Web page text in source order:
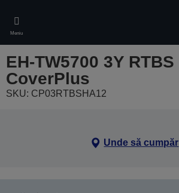
main
content
Meniu
EH-TW5700 3Y RTBS
CoverPlus
SKU: CP03RTBSHA12
Unde să cumpăr